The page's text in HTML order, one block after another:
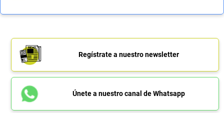
Regístrate a nuestro newsletter
Únete a nuestro canal de Whatsapp